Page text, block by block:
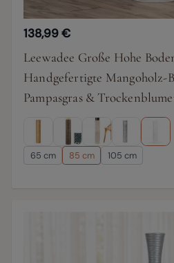
138,99 €
Leewadee Große Hohe
Handgefertigte Mangoholz-
Pampasgras &
65 cm 85 cm 105 cm